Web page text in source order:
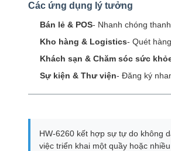
Các ứng dụng lý tưởng
Bán lẻ & POS- Nhanh chóng
Kho hàng & Logistics- Quét
Khách sạn & Chăm sóc sức
Sự kiện & Thư viện- Đăng ký
HW-6260 kết hợp sự tự do không
việc triển khai một quầy hoặc nhiều